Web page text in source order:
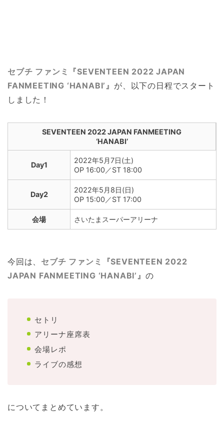
セブチ ファンミ『SEVENTEEN 2022 JAPAN
FANMEETING ‘HANABI’』 が、以下の日程でスタート
しました！
SEVENTEEN 2022 JAPAN FANMEETING
‘HANABI’
Day1
2022年5月7日(土)
OP 16:00／ST 18:00
Day2
2022年5月8日(日)
OP 15:00／ST 17:00
会場 さいたまスーパーアリーナ
今回は、 セブチ ファンミ『SEVENTEEN 2022
JAPAN FANMEETING ‘HANABI’』 の
セトリ
アリーナ座席表
会場レポ
ライブの感想
についてまとめています。